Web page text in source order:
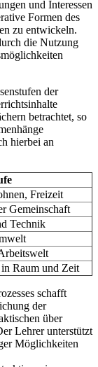
und Interessen
Formen des
zu entwickeln.
die Nutzung
der
betrachtet, so
hierbei an
Freizeit
Gemeinschaft
Technik
Raum und Zeit
schafft
der
über
Lehrer unterstützt
Möglichkeiten